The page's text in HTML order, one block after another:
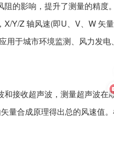
的影响，提升了测量的精度。
Y/Z 轴风速(即U、V、W 矢
于城市环境监测、风力发电、
和接收超声波，测量超声波在
量合成原理得出总的风速值